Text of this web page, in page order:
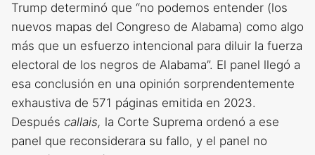
Trump determinó que “no podemos entender (los
nuevos mapas del Congreso de Alabama) como algo
más que un esfuerzo intencional para diluir la fuerza
electoral de los negros de Alabama”. El panel llegó a
esa conclusión en una opinión sorprendentemente
exhaustiva de 571 páginas emitida en 2023.
Después callais, la Corte Suprema ordenó a ese
panel que reconsiderara su fallo, y el panel no